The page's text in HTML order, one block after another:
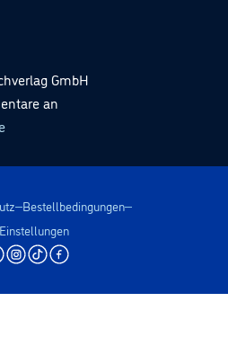
GmbH
an
Bestellbedingungen